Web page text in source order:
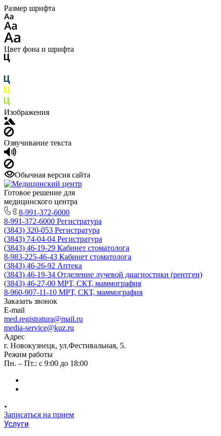
Размер шрифта
Цвет фона и шрифта
Изображения
Озвучивание текста
Обычная версия сайта
Готовое решение для
медицинского центра
8-991-372-6000
8-991-372-6000 Регистратура
(3843) 320-053 Регистратура
(3843) 74-04-04 Регистратура
(3843) 46-19-29 Кабинет стоматолога
8-983-225-46-43 Кабинет стоматолога
(3843) 46-26-92 Аптека
(3843) 46-19-34 Отделение лучевой диагностики (рентген)
(3843) 46-27-00 МРТ, СКТ, маммография
8-960-907-11-10 МРТ, СКТ, маммография
Заказать звонок
E-mail
med.registratura@mail.ru
media-service@kuz.ru
Адрес
г. Новокузнецк, ул.Фестивальная, 5.
Режим работы
Пн. – Пт.: с 9:00 до 18:00
Записаться на прием
Услуги